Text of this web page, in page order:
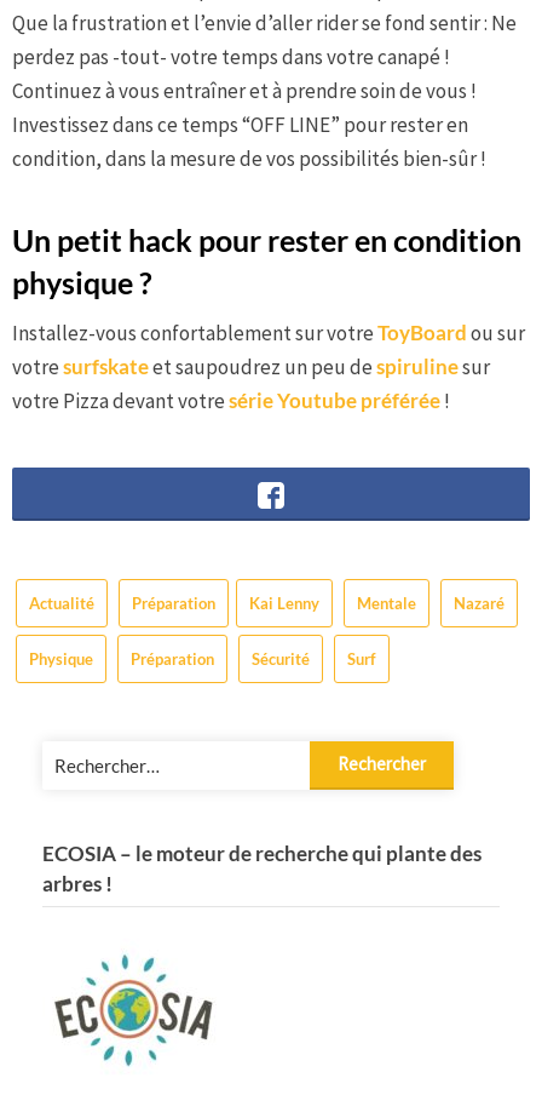
Que la frustration et l’envie d’aller rider se fond sentir : Ne
perdez pas -tout- votre temps dans votre canapé !
Continuez à vous entraîner et à prendre soin de vous !
Investissez dans ce temps “OFF LINE” pour rester en
condition, dans la mesure de vos possibilités bien-sûr !
Un petit hack pour rester en condition
physique ?
Installez-vous confortablement sur votreToyBoardou sur
votresurfskateet saupoudrez un peu despirulinesur
votre Pizza devant votresérie Youtube préférée!
Actualité Préparation Kai Lenny Mentale Nazaré
Physique Préparation Sécurité Surf
ECOSIA – le moteur de recherche qui plante des
arbres !